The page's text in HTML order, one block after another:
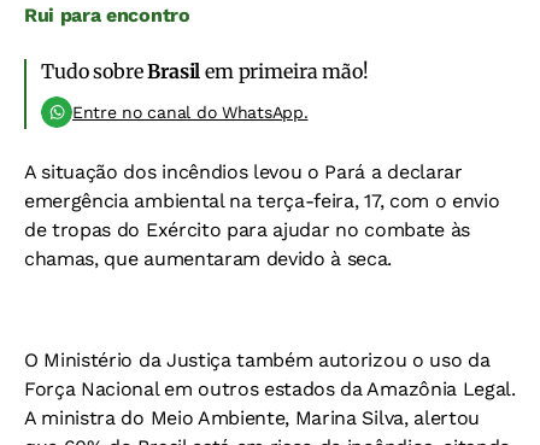
Rui para encontro
Tudo sobreBrasil em primeira mão!
Entre no canal do WhatsApp.
A situação dos incêndios levou o Pará a declarar
emergência ambiental na terça-feira, 17, com o envio
de tropas do Exército para ajudar no combate às
chamas, que aumentaram devido à seca.
O Ministério da Justiça também autorizou o uso da
Força Nacional em outros estados da Amazônia Legal.
A ministra do Meio Ambiente, Marina Silva, alertou